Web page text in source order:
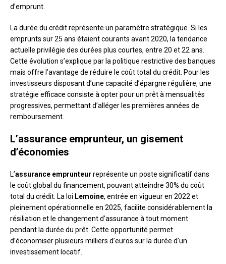
d’emprunt.
La durée du crédit représente un paramètre stratégique. Si les
emprunts sur 25 ans étaient courants avant 2020, la tendance
actuelle privilégie des durées plus courtes, entre 20 et 22 ans.
Cette évolution s’explique par la politique restrictive des banques
mais offre l’avantage de réduire le coût total du crédit. Pour les
investisseurs disposant d’une capacité d’épargne régulière, une
stratégie efficace consiste à opter pour un prêt à mensualités
progressives, permettant d’alléger les premières années de
remboursement.
L’assurance emprunteur, un gisement
d’économies
L’assurance emprunteur représente un poste significatif dans
le coût global du financement, pouvant atteindre 30% du coût
total du crédit. La loi Lemoine, entrée en vigueur en 2022 et
pleinement opérationnelle en 2025, facilite considérablement la
résiliation et le changement d’assurance à tout moment
pendant la durée du prêt. Cette opportunité permet
d’économiser plusieurs milliers d’euros sur la durée d’un
investissement locatif.